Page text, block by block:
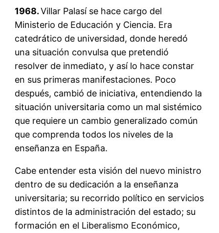
1968.Villar Palasí se hace cargo del
Ministerio de Educación y Ciencia. Era
catedrático de universidad, donde heredó
una situación convulsa que pretendió
resolver de inmediato, y así lo hace constar
en sus primeras manifestaciones. Poco
después, cambió de iniciativa, entendiendo la
situación universitaria como un mal sistémico
que requiere un cambio generalizado común
que comprenda todos los niveles de la
enseñanza en España.
Cabe entender esta visión del nuevo ministro
dentro de su dedicación a la enseñanza
universitaria; su recorrido político en servicios
distintos de la administración del estado; su
formación en el Liberalismo Económico,